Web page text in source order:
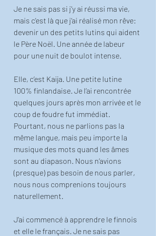
Je ne sais pas si j’y ai réussi ma vie,
mais c’est là que j’ai réalisé mon rêve:
devenir un des petits lutins qui aident
le Père Noël. Une année de labeur
pour une nuit de boulot intense.
Elle, c’est Kaija. Une petite lutine
100% finlandaise. Je l’ai rencontrée
quelques jours après mon arrivée et le
coup de foudre fut immédiat.
Pourtant, nous ne parlions pas la
même langue, mais peu importe la
musique des mots quand les âmes
sont au diapason. Nous n’avions
(presque) pas besoin de nous parler,
nous nous comprenions toujours
naturellement.
J’ai commencé à apprendre le finnois
et elle le français. Je ne sais pas